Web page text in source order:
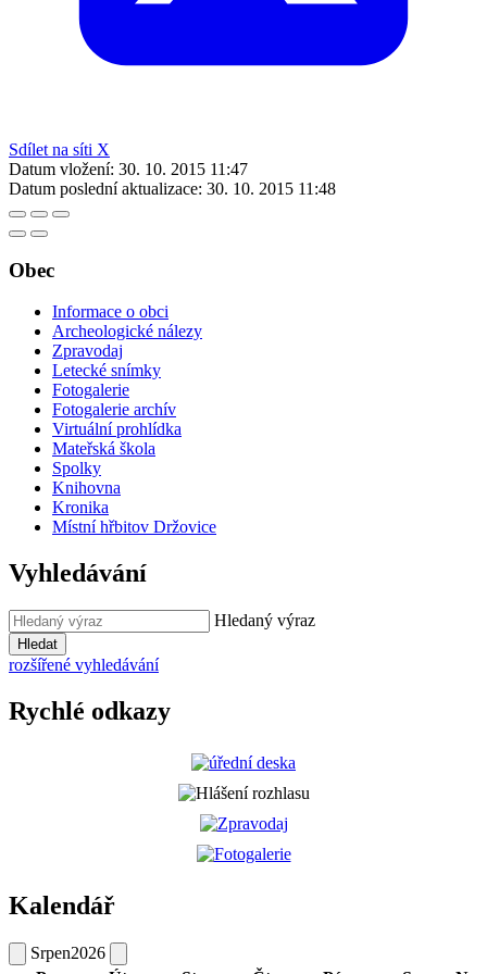
Sdílet na síti X
Datum vložení: 30. 10. 2015 11:47
Datum poslední aktualizace: 30. 10. 2015 11:48
Obec
Informace o obci
Archeologické nálezy
Zpravodaj
Letecké snímky
Fotogalerie
Fotogalerie archív
Virtuální prohlídka
Mateřská škola
Spolky
Knihovna
Kronika
Místní hřbitov Držovice
Vyhledávání
Hledaný výraz
Hledat
rozšířené vyhledávání
Rychlé odkazy
Kalendář
Srpen2026